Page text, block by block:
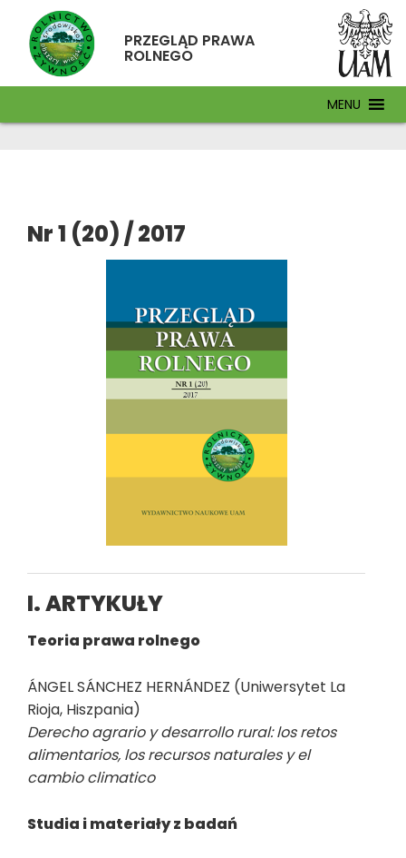
PRZEGLĄD PRAWA
ROLNEGO
MENU
Nr 1 (20) / 2017
I. ARTYKUŁY
Teoria prawa rolnego
ÁNGEL SÁNCHEZ HERNÁNDEZ (Uniwersytet La
Rioja, Hiszpania)
Derecho agrario y desarrollo rural: los retos
alimentarios, los recursos naturales y el
cambio climatico
Studia i materiały z badań